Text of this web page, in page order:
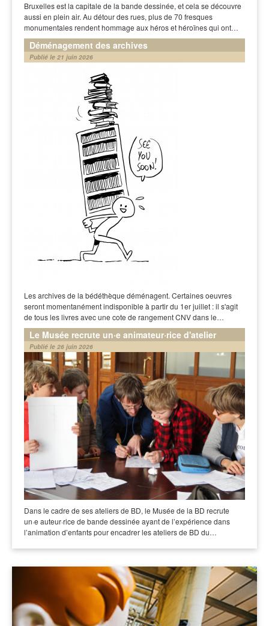
Bruxelles est la capitale de la bande dessinée, et cela se découvre
aussi en plein air. Au détour des rues, plus de 70 fresques
monumentales rendent hommage aux héros et héroïnes qui ont…
Déménagement des archives
Publié le 21 juin 2026
Les archives de la bédéthèque déménagent. Certaines oeuvres
seront momentanément indisponible à partir du 1er juillet : il s'agit
de tous les livres avec une cote de rangement CNV dans le…
Le Musée recrute un·e animateur·rice d'atelier
Publié le 26 juin 2026
Dans le cadre de ses ateliers de BD, le Musée de la BD recrute
un·e auteur·rice de bande dessinée ayant de l’expérience dans
l’animation d’enfants pour encadrer les ateliers de BD du…